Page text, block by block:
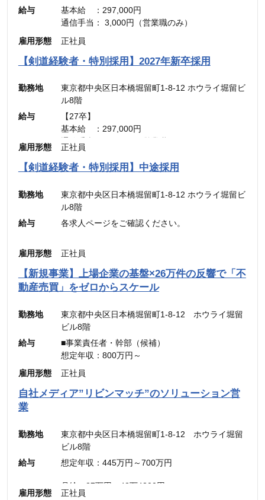
給与
基本給 ：297,000円
通信手当： 3,000円（営業職のみ）
———————————
合計 ：300,000円 ＋ インセンティブ
※45時間分の見込み残業代(77,700円)を含む
雇用形態 正社員
【剣道経験者・特別採用】2027年新卒採用
勤務地
東京都中央区日本橋堀留町1-8-12 ホウライ堀留ビ
ル8階
給与
【27卒】
基本給 ：297,000円
通信手当： 3,000円（営業職のみ）
———————————
合計 ：300,000円 ＋ インセンティブ
雇用形態 正社員
【剣道経験者・特別採用】中途採用
勤務地
東京都中央区日本橋堀留町1-8-12 ホウライ堀留ビ
ル8階
給与
各求人ページをご確認ください。
雇用形態 正社員
【新規事業】上場企業の基盤×26万件の反響で「不
動産売買」をゼロからスケール
勤務地
東京都中央区日本橋堀留町1-8-12 ホウライ堀留
ビル8階
給与
■事業責任者・幹部（候補）
想定年収：800万円～
月給：48万4,900円～
（固定残業代：45時間分【12万5,600円～】含
金は別途追加支給
■メンバー・リーダー
想定年収：500万円～800万円
雇用形態 正社員
自社メディア”リビンマッチ”のソリューション営
業
勤務地
東京都中央区日本橋堀留町1-8-12 ホウライ堀留
ビル8階
給与
想定年収：445万円～700万円
月給：27万円～42万4300円
（固定残業代：45時間分【7万円～10万9900
雇用形態 正社員